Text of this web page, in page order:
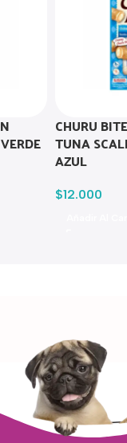
CHURU
TUNA
AZUL
$12.000